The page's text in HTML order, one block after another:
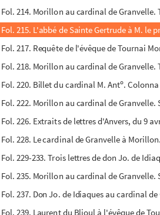
Fol. 214. Morillon au cardinal de Granvelle.
Fol. 215. L'abbé de Sainte Gertrude à M. le
Fol. 217. Requête de l'évêque de Tournai
Fol. 218. Morillon au cardinal de Granvelle.
Fol. 220. Billet du cardinal M. Anto.
Fol. 222. Morillon au cardinal de Granvelle.
Fol. 226. Extraits de lettres d'Anvers, du 9
Fol. 228. Le cardinal de Granvelle à
Fol. 229-233. Trois lettres de don Jo. de
Fol. 235. Morillon au cardinal de Granvelle.
Fol. 237. Don Jo. de Idiaques au cardinal
Fol. 239. Laurent du Blioul à l'évêque de